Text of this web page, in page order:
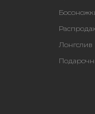
Лонгслив